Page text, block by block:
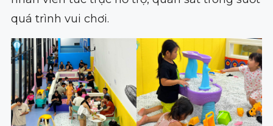
quá trình vui chơi.